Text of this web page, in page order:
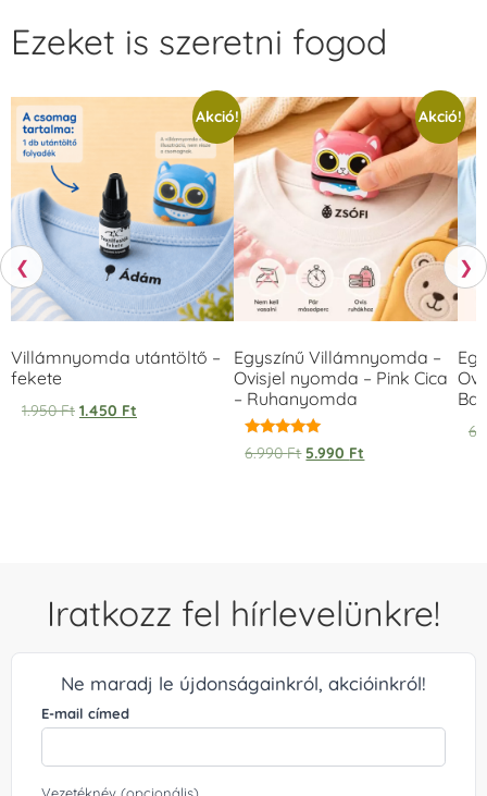
❮
Ezeket is szeretni fogod
Akció!
Villámnyomda utántöltő –
fekete
1.950Ft 1.450 Ft
Akció!
Egyszínű Villámnyomda –
Ovisjel nyomda – Pink Cica
– Ruhanyomda
Értékelés:
5.00
6.990Ft 5.990 Ft
❯
Iratkozz fel hírlevelünkre!
Ne maradj le újdonságainkról, akcióinkról!
E-mail címed